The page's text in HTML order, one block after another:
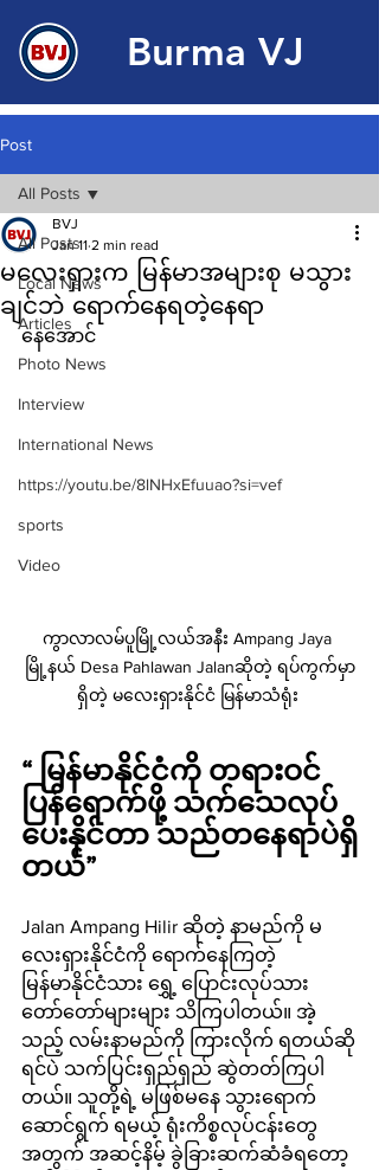
Burma VJ
Post
All Posts
Local News
Articles
Photo News
Interview
International News
https://youtu.be/8lNHxEfuuao?si=vef
sports
Video
All Posts
မလေးရှားက မြန်မာအများစု မသွား
ချင်ဘဲ ရောက်နေရတဲ့နေရာ
BVJ
Jan 11 2 min read
နေအောင်
ကွာလာလမ်ပူမြို့လယ်အနီး Ampang Jaya
မြို့နယ် Desa Pahlawan Jalanဆိုတဲ့ ရပ်ကွက်မှာ
ရှိတဲ့ မလေးရှားနိုင်ငံ မြန်မာသံရုံး
“ မြန်မာနိုင်ငံကို တရားဝင်
ပြန်ရောက်ဖို့ သက်သေလုပ်
ပေးနိုင်တာ သည်တနေရာပဲရှိ
တယ်”
Jalan Ampang Hilir ဆိုတဲ့ နာမည်ကို မ
လေးရှားနိုင်ငံကို ရောက်နေကြတဲ့
မြန်မာနိုင်ငံသား ရွှေ့ ပြောင်းလုပ်သား
တော်တော်များများ သိကြပါတယ်။ အဲ့
သည့် လမ်းနာမည်ကို ကြားလိုက် ရတယ်ဆို
ရင်ပဲ သက်ပြင်းရှည်ရှည် ဆွဲတတ်ကြပါ
တယ်။ သူတို့ရဲ့ မဖြစ်မနေ သွားရောက်
ဆောင်ရွက် ရမယ့် ရုံးကိစ္စလုပ်ငန်းတွေ
အတွက် အဆင့်နိမ့် ခွဲခြားဆက်ဆံခံရတော့